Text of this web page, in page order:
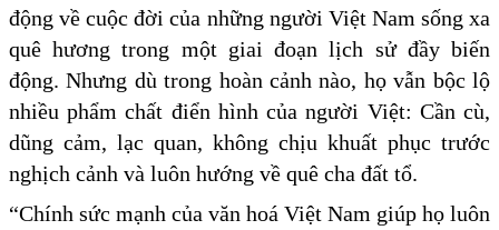
động về cuộc đời của những người Việt Nam sống xa
quê hương trong một giai đoạn lịch sử đầy biến
động. Nhưng dù trong hoàn cảnh nào, họ vẫn bộc lộ
nhiều phẩm chất điển hình của người Việt: Cần cù,
dũng cảm, lạc quan, không chịu khuất phục trước
nghịch cảnh và luôn hướng về quê cha đất tổ.
“Chính sức mạnh của văn hoá Việt Nam giúp họ luôn